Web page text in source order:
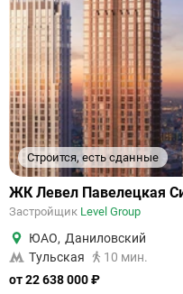
Строится, есть сданные
ЖК Левел Павелецкая
Застройщик Level Group
ЮАО, Даниловский
Тульская
10 мин.
от 22 638 000 ₽